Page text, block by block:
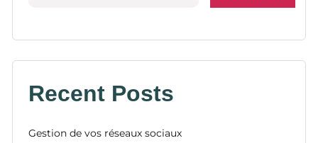
Recent Posts
Gestion de vos réseaux sociaux